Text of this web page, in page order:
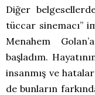
Diğer
tüccar sinemacı”
Menahem
başladım.
insanmış ve
de bunların